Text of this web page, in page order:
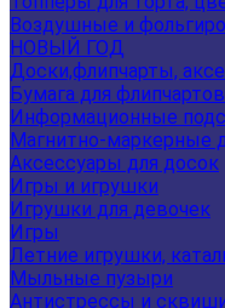
Воздушные и
НОВЫЙ ГОД
Доски,флипчарты,
Бумага для флипчартов
Информационные
Магнитно-маркерные
Аксессуары для досок
Игры и игрушки
Игрушки для девочек
Игры
Летние игрушки,
Мыльные пузыри
Антистрессы и